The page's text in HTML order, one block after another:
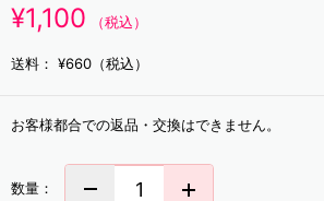
¥1,100 （税込）
送料： ¥660（税込）
お客様都合での返品・交換はできません。
数量：